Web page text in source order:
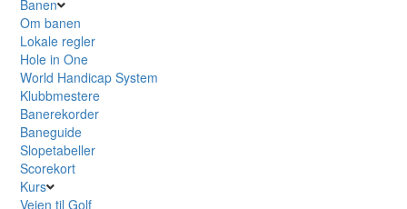
Banen
Om banen
Lokale regler
Hole in One
World Handicap System
Klubbmestere
Banerekorder
Baneguide
Slopetabeller
Scorekort
Kurs
Veien til Golf